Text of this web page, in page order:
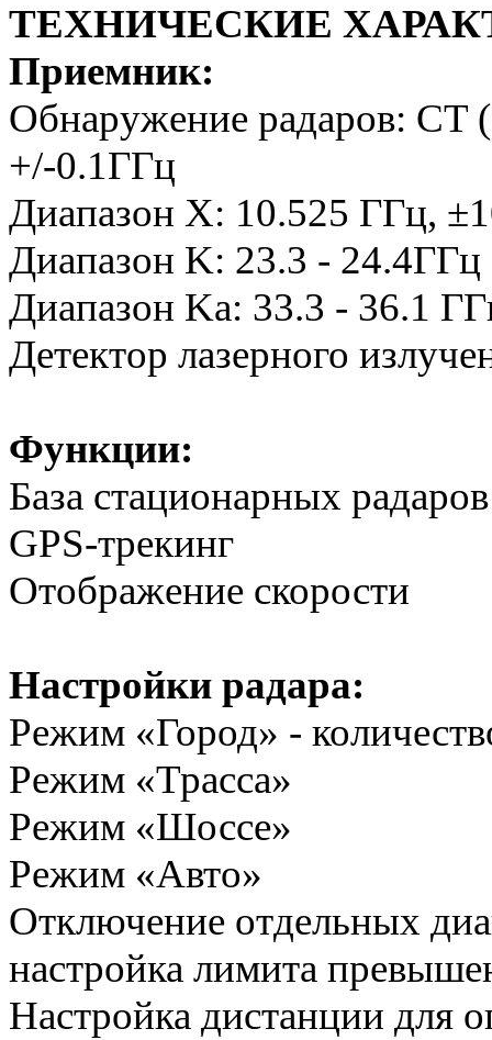
ТЕХНИЧЕСКИЕ
Приемник:
Обнаружение радаров: CT
+/-0.1ГГц
Диапазон X: 10.525 ГГц,
Диапазон K: 23.3 - 24.4ГГц
Диапазон Ka: 33.3 - 36.1
Детектор лазерного
Функции:
База стационарных радаров
GPS-трекинг
Отображение скорости
Настройки радара:
Режим «Город» -
Режим «Трасса»
Режим «Шоссе»
Режим «Авто»
Отключение отдельных
настройка лимита
Настройка дистанции для